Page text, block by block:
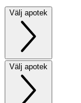
Välj apotek
Välj apotek